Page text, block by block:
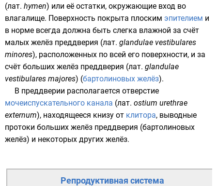
(лат. hymen) или её остатки, окружающие вход во
влагалище. Поверхность покрыта плоским эпителием и
в норме всегда должна быть слегка влажной за счёт
малых желёз преддверия (лат. glandulae vestibulares
minores), расположенных по всей его поверхности, и за
счёт больших желёз преддверия (лат. glandulae
vestibulares majores) (бартолиновых желёз).
В преддверии располагается отверстие
мочеиспускательного канала (лат. ostium urethrae
externum), находящееся книзу от клитора, выводные
протоки больших желёз преддверия (бартолиновых
желёз) и некоторых других желёз.
Репродуктивная система